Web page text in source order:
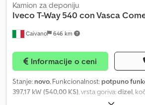
Caivano 646 km
Kamion za deponiju
IvecoT-Way 540 con Vasca
Informacije o ceni
Stanje: novo, Funkcionalnost: potpuno
397,17 kW (540,00 KS), vrsta goriva:dizel,
, Oprema: